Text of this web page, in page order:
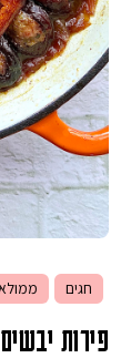
חגים
פירות